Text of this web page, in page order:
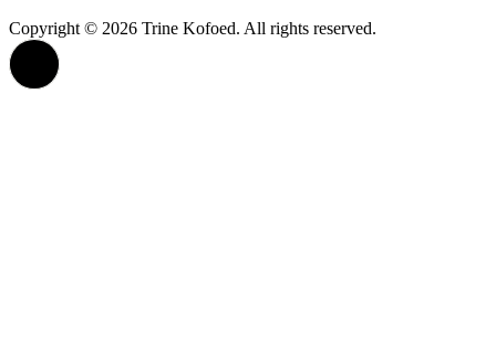
Copyright © 2026 Trine Kofoed. All rights reserved.